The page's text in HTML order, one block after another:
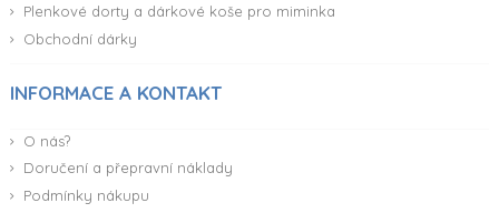
Plenkové dorty a dárkové koše pro miminka
Obchodní dárky
INFORMACE A KONTAKT
O nás?
Doručení a přepravní náklady
Podmínky nákupu